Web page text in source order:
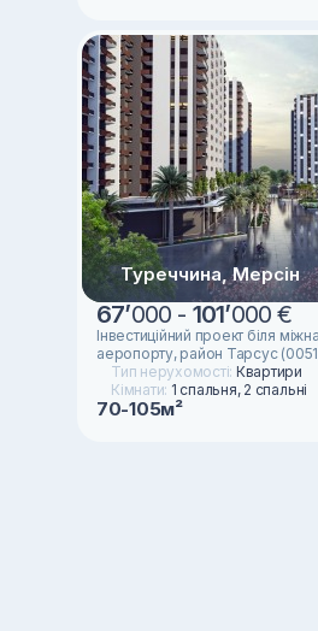
Туреччина, Мерсін
67’000 - 101’000 €
Інвестиційний проект біля
аеропорту, район Тарсус
Тип нерухомості: Квартири
Кімнати: 1 спальня, 2 спальні
70-105м²